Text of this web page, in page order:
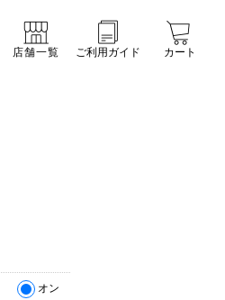
店舗一覧 ご利用ガイド カート
オン